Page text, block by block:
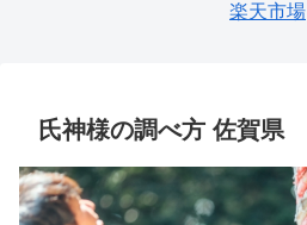
楽天市場
氏神様の調べ方 佐賀県